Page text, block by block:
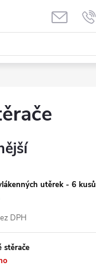
utěrek - 6 kusů
DPH
stěrače